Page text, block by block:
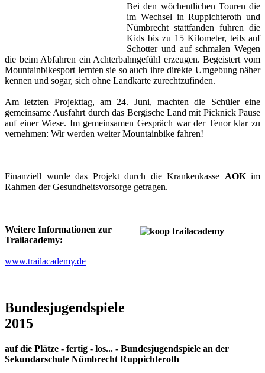
Bei den wöchentlichen Touren die
im Wechsel in Ruppichteroth und
Nümbrecht stattfanden fuhren die
Kids bis zu 15 Kilometer, teils auf
Schotter und auf schmalen Wegen
die beim Abfahren ein Achterbahngefühl erzeugen. Begeistert vom
Mountainbikesport lernten sie so auch ihre direkte Umgebung näher
kennen und sogar, sich ohne Landkarte zurechtzufinden.
Am letzten Projekttag, am 24. Juni, machten die Schüler eine
gemeinsame Ausfahrt durch das Bergische Land mit Picknick Pause
auf einer Wiese. Im gemeinsamen Gespräch war der Tenor klar zu
vernehmen: Wir werden weiter Mountainbike fahren!
Finanziell wurde das Projekt durch die Krankenkasse AOKim
Rahmen der Gesundheitsvorsorge getragen.
Weitere Informationen zur
Trailacademy:
www.trailacademy.de
Bundesjugendspiele
2015
auf die Plätze - fertig - los... - Bundesjugendspiele an der
Sekundarschule Nümbrecht Ruppichteroth